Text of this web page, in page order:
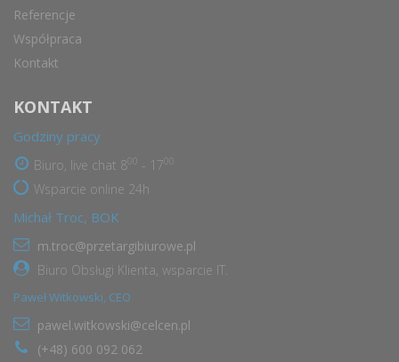
Referencje
Współpraca
Kontakt
KONTAKT
Godziny pracy
Biuro, live chat 8 - 17
Wsparcie online 24h
Michał Troc, BOK
m.troc@przetargibiurowe.pl
Biuro Obsługi Klienta, wsparcie IT.
Paweł Witkowski, CEO
pawel.witkowski@celcen.pl
(+48) 600 092 062